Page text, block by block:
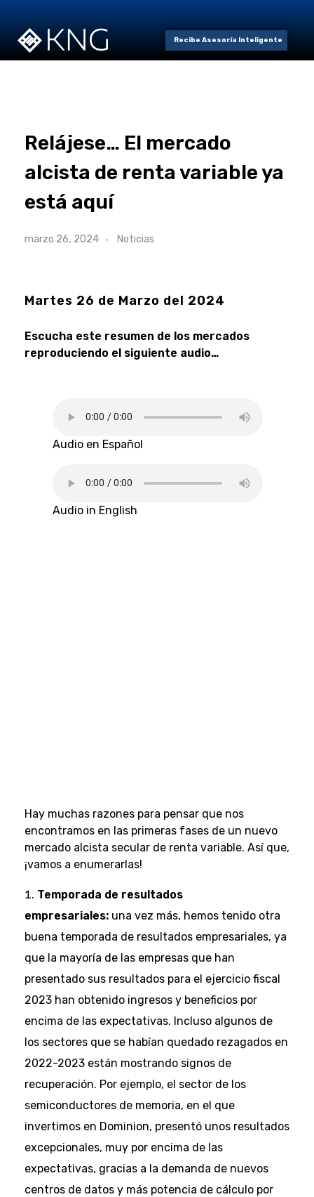
Recibe Asesoría Inteligente
Relájese… El mercado
alcista de renta variable ya
está aquí
marzo 26, 2024 Noticias
Martes 26 de Marzo del 2024
Escucha este resumen de los mercados
reproduciendo el siguiente audio…
Audio en Español
Audio in English
Hay muchas razones para pensar que nos
encontramos en las primeras fases de un nuevo
mercado alcista secular de renta variable. Así que,
¡vamos a enumerarlas!
Temporada de resultados
empresariales: una vez más, hemos tenido otra
buena temporada de resultados empresariales, ya
que la mayoría de las empresas que han
presentado sus resultados para el ejercicio fiscal
2023 han obtenido ingresos y beneficios por
encima de las expectativas. Incluso algunos de
los sectores que se habían quedado rezagados en
2022-2023 están mostrando signos de
recuperación. Por ejemplo, el sector de los
semiconductores de memoria, en el que
invertimos en Dominion, presentó unos resultados
excepcionales, muy por encima de las
expectativas, gracias a la demanda de nuevos
centros de datos y más potencia de cálculo por